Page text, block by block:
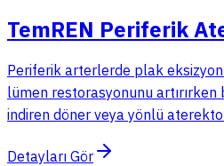
TemREN Periferik
Periferik arterlerde plak
lümen restorasyonunu artırırken
indiren döner veya yönlü
Detayları Gör